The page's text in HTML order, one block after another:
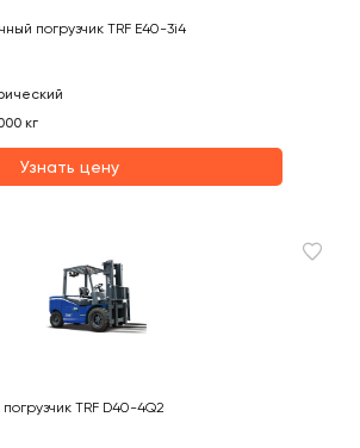
погрузчик TRF E40-3i4
кг
Узнать цену
TRF D40-4Q2